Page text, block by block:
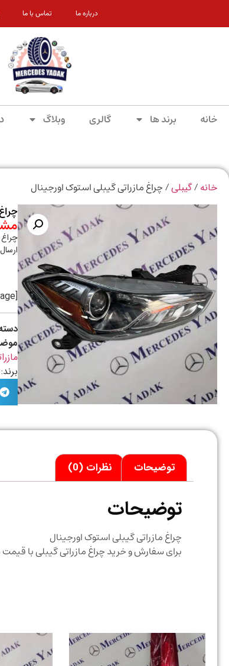
درباره ما تماس با ما
خانه برند ها گالری وبلاگ
خانه /گیبلی/ چراغ مازراتی گیبلی استوک اورجینال
چراغ
[preorder_message]
توضیحات نظرات (0)
توضیحات
چراغ مازراتی گیبلی استوک اورجینال
برای سفارش و خرید چراغ مازراتی گیبلی با